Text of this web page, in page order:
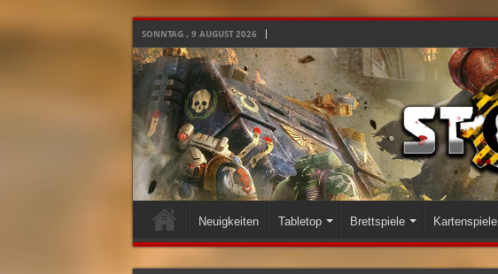
SONNTAG , 9 AUGUST 2026
Neuigkeiten Tabletop Brettspiele Kartenspiele